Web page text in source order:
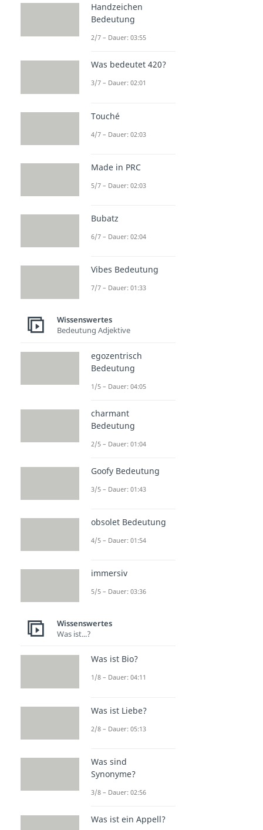
Dauer: 04:17
Waldbaden
Dauer: 03:06
Handzeichen
Bedeutung
2/7 – Dauer: 03:55
Was bedeutet 420?
3/7 – Dauer: 02:01
Touché
4/7 – Dauer: 02:03
Made in PRC
5/7 – Dauer: 02:03
Bubatz
6/7 – Dauer: 02:04
Vibes Bedeutung
7/7 – Dauer: 01:33
Wissenswertes
Bedeutung Adjektive
egozentrisch
Bedeutung
1/5 – Dauer: 04:05
charmant
Bedeutung
2/5 – Dauer: 01:04
Goofy Bedeutung
3/5 – Dauer: 01:43
obsolet Bedeutung
4/5 – Dauer: 01:54
immersiv
5/5 – Dauer: 03:36
Wissenswertes
Was ist...?
Was ist Bio?
1/8 – Dauer: 04:11
Was ist Liebe?
2/8 – Dauer: 05:13
Was sind
Synonyme?
3/8 – Dauer: 02:56
Was ist ein Appell?